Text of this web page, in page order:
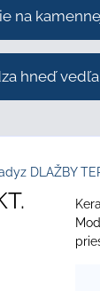
na
hneď
DLAŽBY